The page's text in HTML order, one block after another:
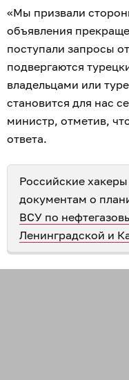
«Мы призвали
объявления
поступали запросы
подвергаются
владельцами или
становится для нас
министр, отметив,
ответа.
Российские
документам о
ВСУ по
Ленинградской и